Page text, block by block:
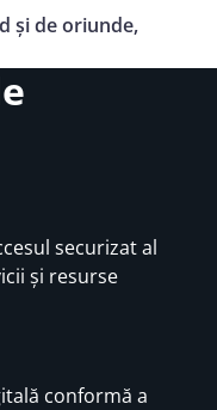
și de oriunde,
securizat al
și resurse
conformă a